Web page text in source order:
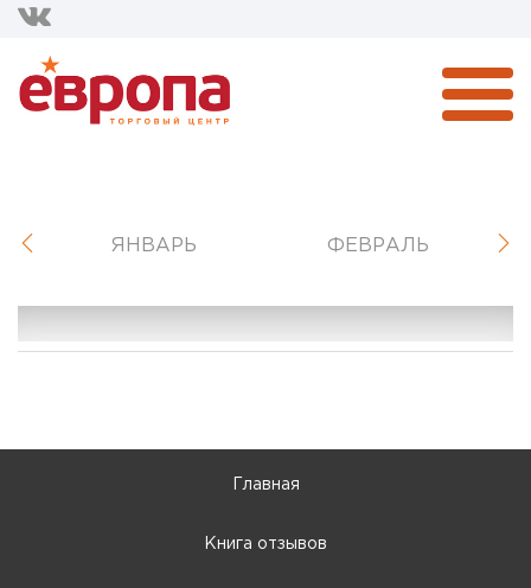
ЯНВАРЬ ФЕВРАЛЬ
Главная
Книга отзывов